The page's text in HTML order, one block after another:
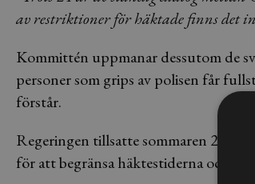
av restriktioner för häktade finns det
Kommittén uppmanar dessutom de
personer som grips av polisen får
förstår.
Regeringen tillsatte sommaren 2015
för att begränsa häktestiderna och